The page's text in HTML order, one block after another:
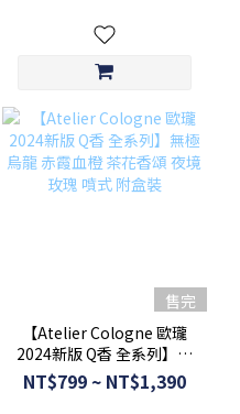
售完
【Atelier Cologne 歐瓏
2024新版 Q香 全系列】無
極烏龍 赤霞血橙 茶花香頌
夜境玫瑰 噴式 附盒裝
NT$799 ~ NT$1,390